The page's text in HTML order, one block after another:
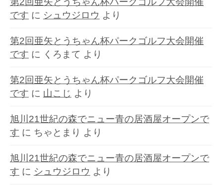
です に シュウジロウ より
第2回亜矢とうちゃん杯パークゴルフ大会開催
です に くろまて より
第2回亜矢とうちゃん杯パークゴルフ大会開催
です に 山こじ より
旭川21世紀の森でニュー青の居酒屋オープンで
す に ちゃとまり より
旭川21世紀の森でニュー青の居酒屋オープンで
す に シュウジロウ より